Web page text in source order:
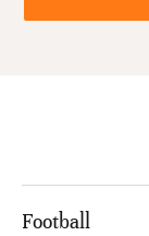
Football